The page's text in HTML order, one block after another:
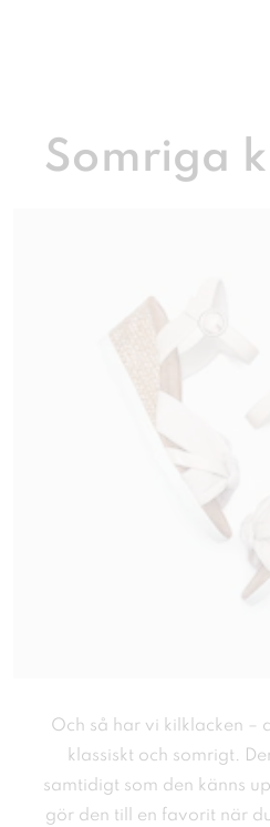
Somriga
Och så har vi kilklacken –
klassiskt och somrigt.
samtidigt som den känns
gör den till en favorit när